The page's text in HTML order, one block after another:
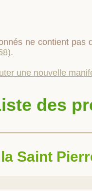
ne contient pas
.
une nouvelle
des
la Saint